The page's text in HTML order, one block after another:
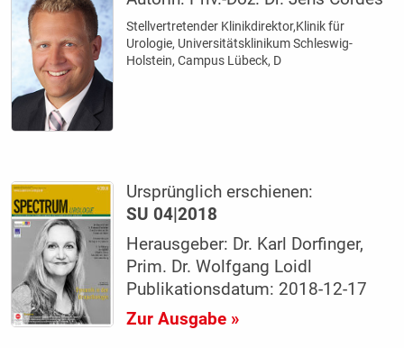
Stellvertretender Klinikdirektor,Klinik für
Urologie, Universitätsklinikum Schleswig-
Holstein, Campus Lübeck, D
Ursprünglich erschienen:
SU 04|2018
Herausgeber: Dr. Karl Dorfinger,
Prim. Dr. Wolfgang Loidl
Publikationsdatum: 2018-12-17
Zur Ausgabe »